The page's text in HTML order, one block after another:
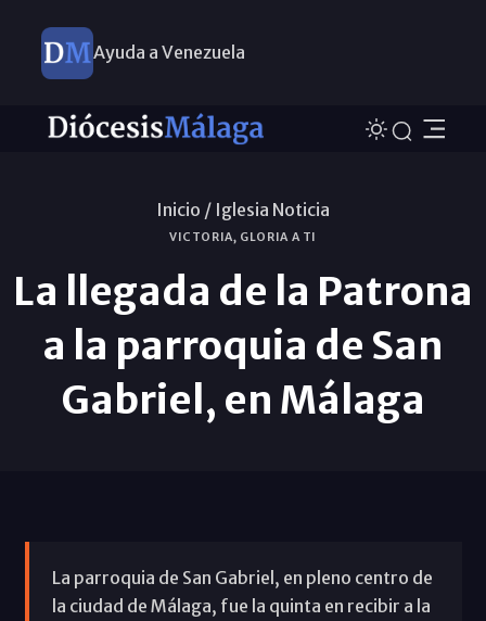
Ayuda a Venezuela
Inicio / Iglesia Noticia
VICTORIA, GLORIA A TI
La llegada de la Patrona
a la parroquia de San
Gabriel, en Málaga
La parroquia de San Gabriel, en pleno centro de
la ciudad de Málaga, fue la quinta en recibir a la